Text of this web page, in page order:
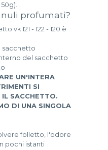
profumati?
vk 121 - 122 - 120 è
sacchetto
del sacchetto
UN'INTERA
SI
SACCHETTO.
DI UNA SINGOLA
folletto, l'odore
pochi istanti